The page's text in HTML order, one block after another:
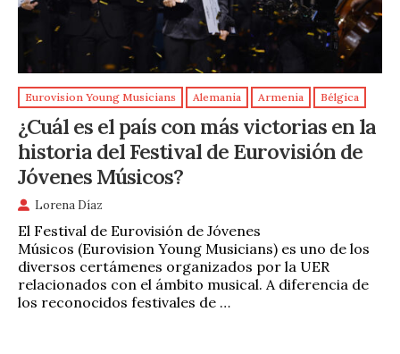
Eurovision Young Musicians Alemania Armenia Bélgica
¿Cuál es el país con más victorias en la
historia del Festival de Eurovisión de
Jóvenes Músicos?
Lorena Díaz
El Festival de Eurovisión de Jóvenes
Músicos (Eurovision Young Musicians) es uno de los
diversos certámenes organizados por la UER
relacionados con el ámbito musical. A diferencia de
los reconocidos festivales de …